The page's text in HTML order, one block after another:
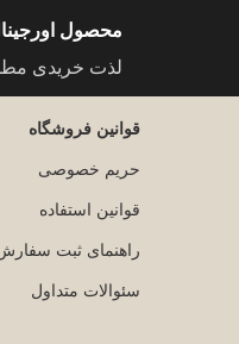
محصول
لذت خریدی
قوانین فروشگاه
حریم خصوصی
قوانین استفاده
راهنمای ثبت
سئوالات متداول